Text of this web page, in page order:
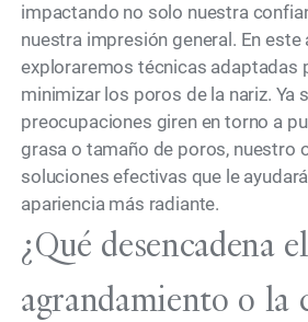
impactando no solo nuestra
nuestra impresión general. En este
exploraremos técnicas adaptadas
minimizar los poros de la nariz. Ya
preocupaciones giren en torno a
grasa o tamaño de poros, nuestro
soluciones efectivas que le
apariencia más radiante.
¿Qué desencadena el
agrandamiento o la